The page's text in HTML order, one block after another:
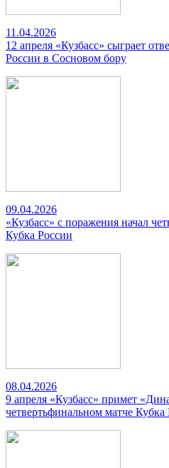
11.04.2026
12 апреля «Кузбасс» сыграет
России в Сосновом бору
09.04.2026
«Кузбасс» с поражения начал
Кубка России
08.04.2026
9 апреля «Кузбасс» примет
четвертьфинальном матче Кубка